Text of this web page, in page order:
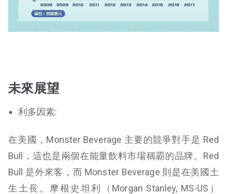
未來展望
利多因素:
在美國，Monster Beverage 主要的競爭對手是 Red
Bull，這也是兩個在能量飲料市場稱霸的品牌。Red
Bull 是外來客，而 Monster Beverage 則是在美國土
生土長。摩根史坦利（Morgan Stanley, MS-US）